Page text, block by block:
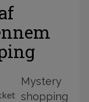
til
Mystery
shopping